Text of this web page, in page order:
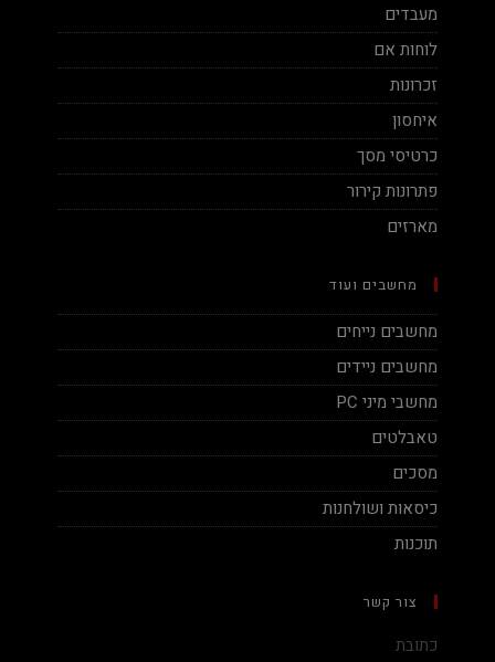
מעבדים
לוחות אם
זכרונות
איחסון
כרטיסי מסך
פתרונות קירור
מארזים
מחשבים ועוד
מחשבים נייחים
מחשבים ניידים
מחשבי מיני PC
טאבלטים
מסכים
כיסאות ושולחנות
תוכנות
צור קשר
כתובת